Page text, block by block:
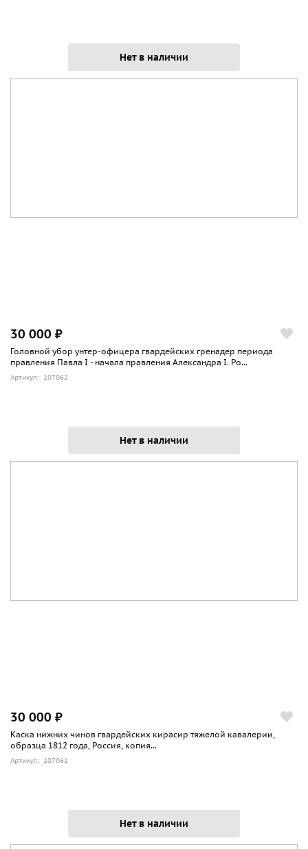
Нет в наличии
30 000 ₽
Головной убор унтер-офицера гвардейских гренадер периода
правления Павла I - начала правления Александра I. Ро...
Артикул: 107062
Нет в наличии
30 000 ₽
Каска нижних чинов гвардейских кирасир тяжелой кавалерии,
образца 1812 года, Россия, копия...
Артикул: 107061
Нет в наличии